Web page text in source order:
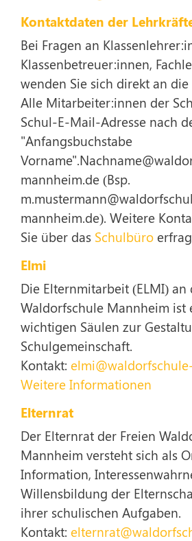
Kontaktdaten der
Bei Fragen an
Klassenbetreuer:innen,
wenden Sie sich direkt an
Alle Mitarbeiter:innen der
Schul-E-Mail-Adresse nach
"Anfangsbuchstabe
mannheim.de (Bsp.
mannheim.de). Weitere
Sie über das Schulbüro
Elmi
Die Elternmitarbeit (ELMI) an
Waldorfschule Mannheim ist
wichtigen Säulen zur
Schulgemeinschaft.
Kontakt:
Weitere Informationen
Elternrat
Der Elternrat der Freien
Mannheim versteht sich als
Information,
Willensbildung der
ihrer schulischen Aufgaben.
Kontakt: